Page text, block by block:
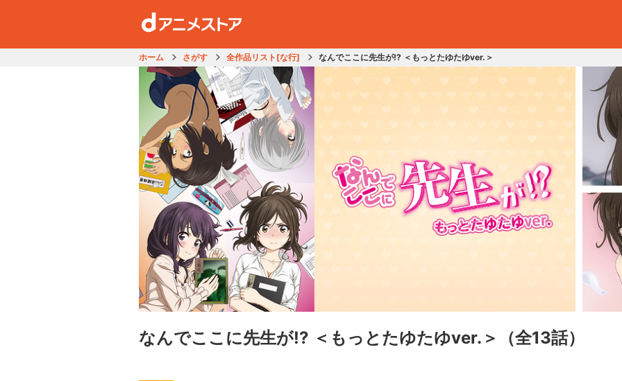
ホーム さがす 全作品リスト[な行] なんでここに先生が!? ＜もっとたゆたゆver.＞
なんでここに先生が!? ＜もっとたゆたゆver.＞ （全13話）